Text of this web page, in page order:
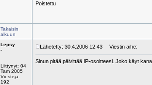
Poistettu
Takaisin
alkuun
Lepsy
-
Liittynyt: 04
Tam 2005
Viestejä:
192
Lähetetty: 30.4.2006 12:43 Viestin aihe:
Sinun pitää päivittää IP-osoitteesi. Joko käyt